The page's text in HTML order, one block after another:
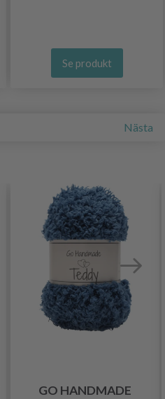
Se produkt
Nästa
GO HANDMADE